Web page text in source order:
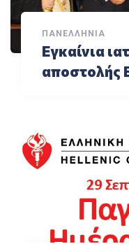
ΠΑΝΕΛΛΉΝΙΑ
Εγκαίνια
αποστολής